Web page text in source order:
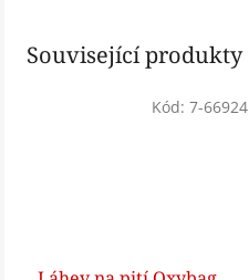
Související produkty
Kód: 7-66924